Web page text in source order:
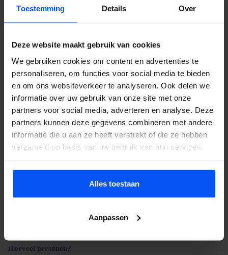
Toestemming Details Over
Deze website maakt gebruik van cookies
We gebruiken cookies om content en advertenties te
personaliseren, om functies voor social media te bieden
en om ons websiteverkeer te analyseren. Ook delen we
informatie over uw gebruik van onze site met onze
partners voor social media, adverteren en analyse. Deze
partners kunnen deze gegevens combineren met andere
informatie die u aan ze heeft verstrekt of die ze hebben
verzameld op basis van uw gebruik van hun services.
Alles toestaan
Aanpassen
spelers, de gewenste datum en de locatie door, en wij regelen de
rest. Wil je eerst weten wat het kost? Vraag een offerte aan, je
Veelgestelde vragen
Doet bubbelbal pijn?
Nee. De opblaasbare ballen beschermen je lichaam volledig. Je
valt zacht en stuitert terug. Het voelt eerder als lachen dan als pijn.
Hangt af van groepsgrootte, duur en locatie. Neem contact op
voor een offerte, je hoort binnen 24 uur.
Ja. De ballen zijn waterdicht en op nat gras glijdt en stuitert het
Hoeveel personen?